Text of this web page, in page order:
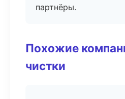
партнёры.
Похожие
чистки